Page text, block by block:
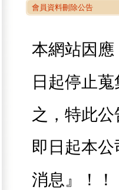
會員資料刪除公告
本網站因
日起停止
之，特此公
即日起本
消息』！！